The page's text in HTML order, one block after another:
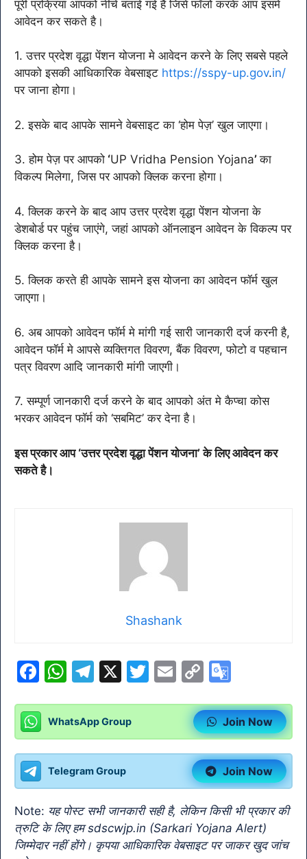
पूरी प्रक्रिया आपको नीचे बताई गई है जिसे फॉलो करके आप इसमे
आवेदन कर सकते है।
1. उत्तर प्रदेश वृद्धा पेंशन योजना मे आवेदन करने के लिए सबसे पहले
आपको इसकी आधिकारिक वेबसाइट https://sspy-up.gov.in/
पर जाना होगा।
2. इसके बाद आपके सामने वेबसाइट का ‘होम पेज़’ खुल जाएगा।
3. होम पेज़ पर आपको ‘UP Vridha Pension Yojana’का
विकल्प मिलेगा, जिस पर आपको क्लिक करना होगा।
4. क्लिक करने के बाद आप उत्तर प्रदेश वृद्धा पेंशन योजना के
डेशबोर्ड पर पहुंच जाएंगे, जहां आपको ऑनलाइन आवेदन के विकल्प पर
क्लिक करना है।
5. क्लिक करते ही आपके सामने इस योजना का आवेदन फॉर्म खुल
जाएगा।
6. अब आपको आवेदन फॉर्म मे मांगी गई सारी जानकारी दर्ज करनी है,
आवेदन फॉर्म मे आपसे व्यक्तिगत विवरण, बैंक विवरण, फोटो व पहचान
पत्र विवरण आदि जानकारी मांगी जाएगी।
7. सम्पूर्ण जानकारी दर्ज करने के बाद आपको अंत मे कैप्चा कोस
भरकर आवेदन फॉर्म को ‘सबमिट’ कर देना है।
इस प्रकार आप ‘उत्तर प्रदेश वृद्धा पेंशन योजना’ के लिए आवेदन कर
सकते है।
Shashank
F
c
e
b
o
o
k
W
at
s
A
p
p
T
e
gr
a
m
X
T
er
E
ai
l
C
p
y
Li
n
k
o
gl
e
Tr
a
n
sl
WhatsApp Group Join Now
Telegram Group Join Now
Note: यह पोस्ट सभी जानकारी सही है, लेकिन किसी भी प्रकार की
त्रुटि के लिए हम sdscwjp.in (Sarkari Yojana Alert)
जिम्मेदार नहीं होंगे। कृपया आधिकारिक वेबसाइट पर जाकर खुद जांच